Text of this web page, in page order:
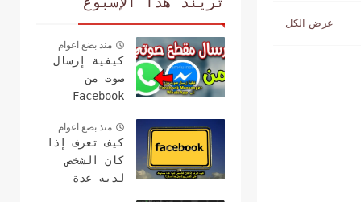
منذ بضع اعوام
كيفية إرسال
صوت من
Facebook
WhatsApp
منذ بضع اعوام
كيف تعرف إذا
كان الشخص
لديه عدة